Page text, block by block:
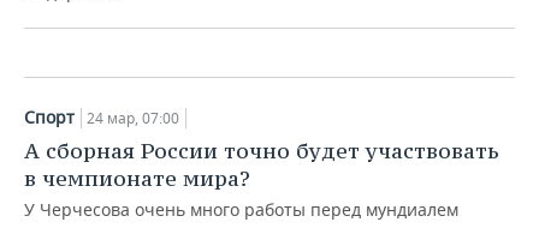
24 мар, 07:00
Спорт 24 мар, 07:00
А сборная России точно будет участвовать
в чемпионате мира?
У Черчесова очень много работы перед мундиалем